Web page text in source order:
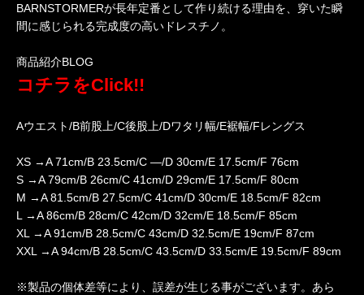
BARNSTORMERが長年定番として作り続ける理由を、穿いた瞬
間に感じられる完成度の高いドレスチノ。
商品紹介BLOG
コチラをClick!!
Aウエスト/B前股上/C後股上/Dワタリ幅/E裾幅/Fレングス
XS →A 71cm/B 23.5cm/C —/D 30cm/E 17.5cm/F 76cm
S →A 79cm/B 26cm/C 41cm/D 29cm/E 17.5cm/F 80cm
M →A 81.5cm/B 27.5cm/C 41cm/D 30cm/E 18.5cm/F 82cm
L →A 86cm/B 28cm/C 42cm/D 32cm/E 18.5cm/F 85cm
XL →A 91cm/B 28.5cm/C 43cm/D 32.5cm/E 19cm/F 87cm
XXL →A 94cm/B 28.5cm/C 43.5cm/D 33.5cm/E 19.5cm/F 89cm
※製品の個体差等により、誤差が生じる事がございます。あら